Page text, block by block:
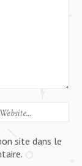
site dans le